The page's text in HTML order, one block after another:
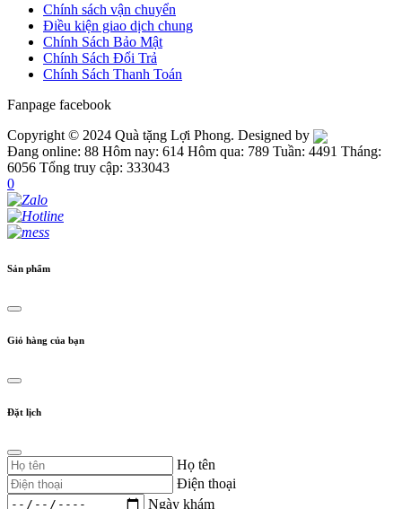
Chính sách vận chuyển
Điều kiện giao dịch chung
Chính Sách Bảo Mật
Chính Sách Đổi Trả
Chính Sách Thanh Toán
Fanpage facebook
Copyright © 2024 Quà tặng Lợi Phong. Designed by
Đang online: 88 Hôm nay: 614 Hôm qua: 789 Tuần: 4491 Tháng:
6056 Tổng truy cập: 333043
0
Sản phẩm
Giỏ hàng của bạn
Đặt lịch
Họ tên
Điện thoại
Ngày khám